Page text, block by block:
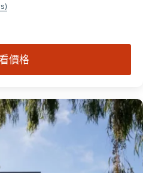
價格